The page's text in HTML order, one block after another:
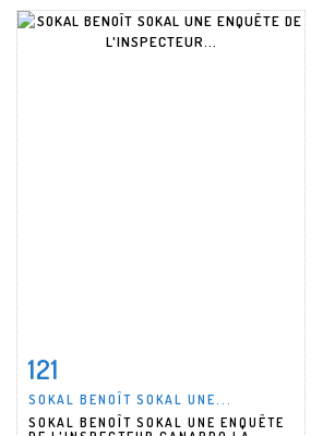
Fiche détaillée
121
SOKAL BENOÎT SOKAL UNE...
SOKAL BENOÎT SOKAL UNE ENQUÊTE